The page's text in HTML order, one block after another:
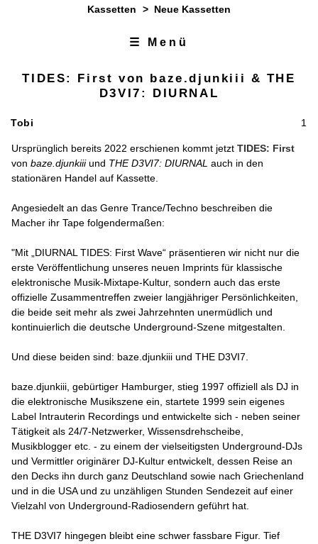
Kassetten > Neue Kassetten
☰ Menü
Zur Navigation
TIDES: First von baze​.​djunkiii & THE
D3VI7: DIURNAL
1
Tobi
Ursprünglich bereits 2022 erschienen kommt jetztTIDES: First
vonbaze​.​djunkiiiund THE D3VI7: DIURNAL auch in den
stationären Handel auf Kassette.
Angesiedelt an das Genre Trance/Techno beschreiben die
Macher ihr Tape folgendermaßen:
"Mit „DIURNAL TIDES: First Wave“ präsentieren wir nicht nur die
erste Veröffentlichung unseres neuen Imprints für klassische
elektronische Musik-Mixtape-Kultur, sondern auch das erste
offizielle Zusammentreffen zweier langjähriger Persönlichkeiten,
die beide seit mehr als zwei Jahrzehnten unermüdlich und
kontinuierlich die deutsche Underground-Szene mitgestalten.
Und diese beiden sind: baze.djunkiii und THE D3VI7.
baze.djunkiii, gebürtiger Hamburger, stieg 1997 offiziell als DJ in
die elektronische Musikszene ein, startete 1999 sein eigenes
Label Intrauterin Recordings und entwickelte sich - neben seiner
Tätigkeit als 24/7-Netzwerker, Wissensdrehscheibe,
Musikblogger etc. - zu einem der vielseitigsten Underground-DJs
und Vermittler originärer DJ-Kultur entwickelt, dessen Reise an
den Decks ihn durch ganz Deutschland sowie nach Griechenland
und in die USA und zu unzähligen Stunden Sendezeit auf einer
Vielzahl von Underground-Radiosendern geführt hat.
THE D3VI7 hingegen bleibt eine schwer fassbare Figur. Tief